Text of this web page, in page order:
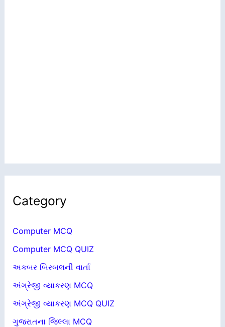
Category
Computer MCQ
Computer MCQ QUIZ
અકબર બિરબલની વાર્તા
અંગ્રેજી વ્યાકરણ MCQ
અંગ્રેજી વ્યાકરણ MCQ QUIZ
ગુજરાતના જિલ્લા MCQ